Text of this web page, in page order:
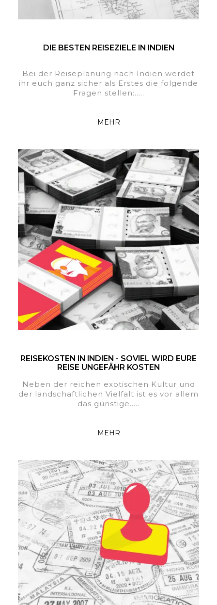
DIE BESTEN REISEZIELE IN INDIEN
Bei der Reiseplanung nach Indien werdet
ihr euch ganz sicher als Erstes die folgende
Fragen stellen:.....
MEHR
REISEKOSTEN IN INDIEN - SOVIEL WIRD EURE
REISE UNGEFÄHR KOSTEN
Neben der reichen exotischen Kultur und
der landschaftlichen Vielfalt ist es vor allem
das günstige.....
MEHR